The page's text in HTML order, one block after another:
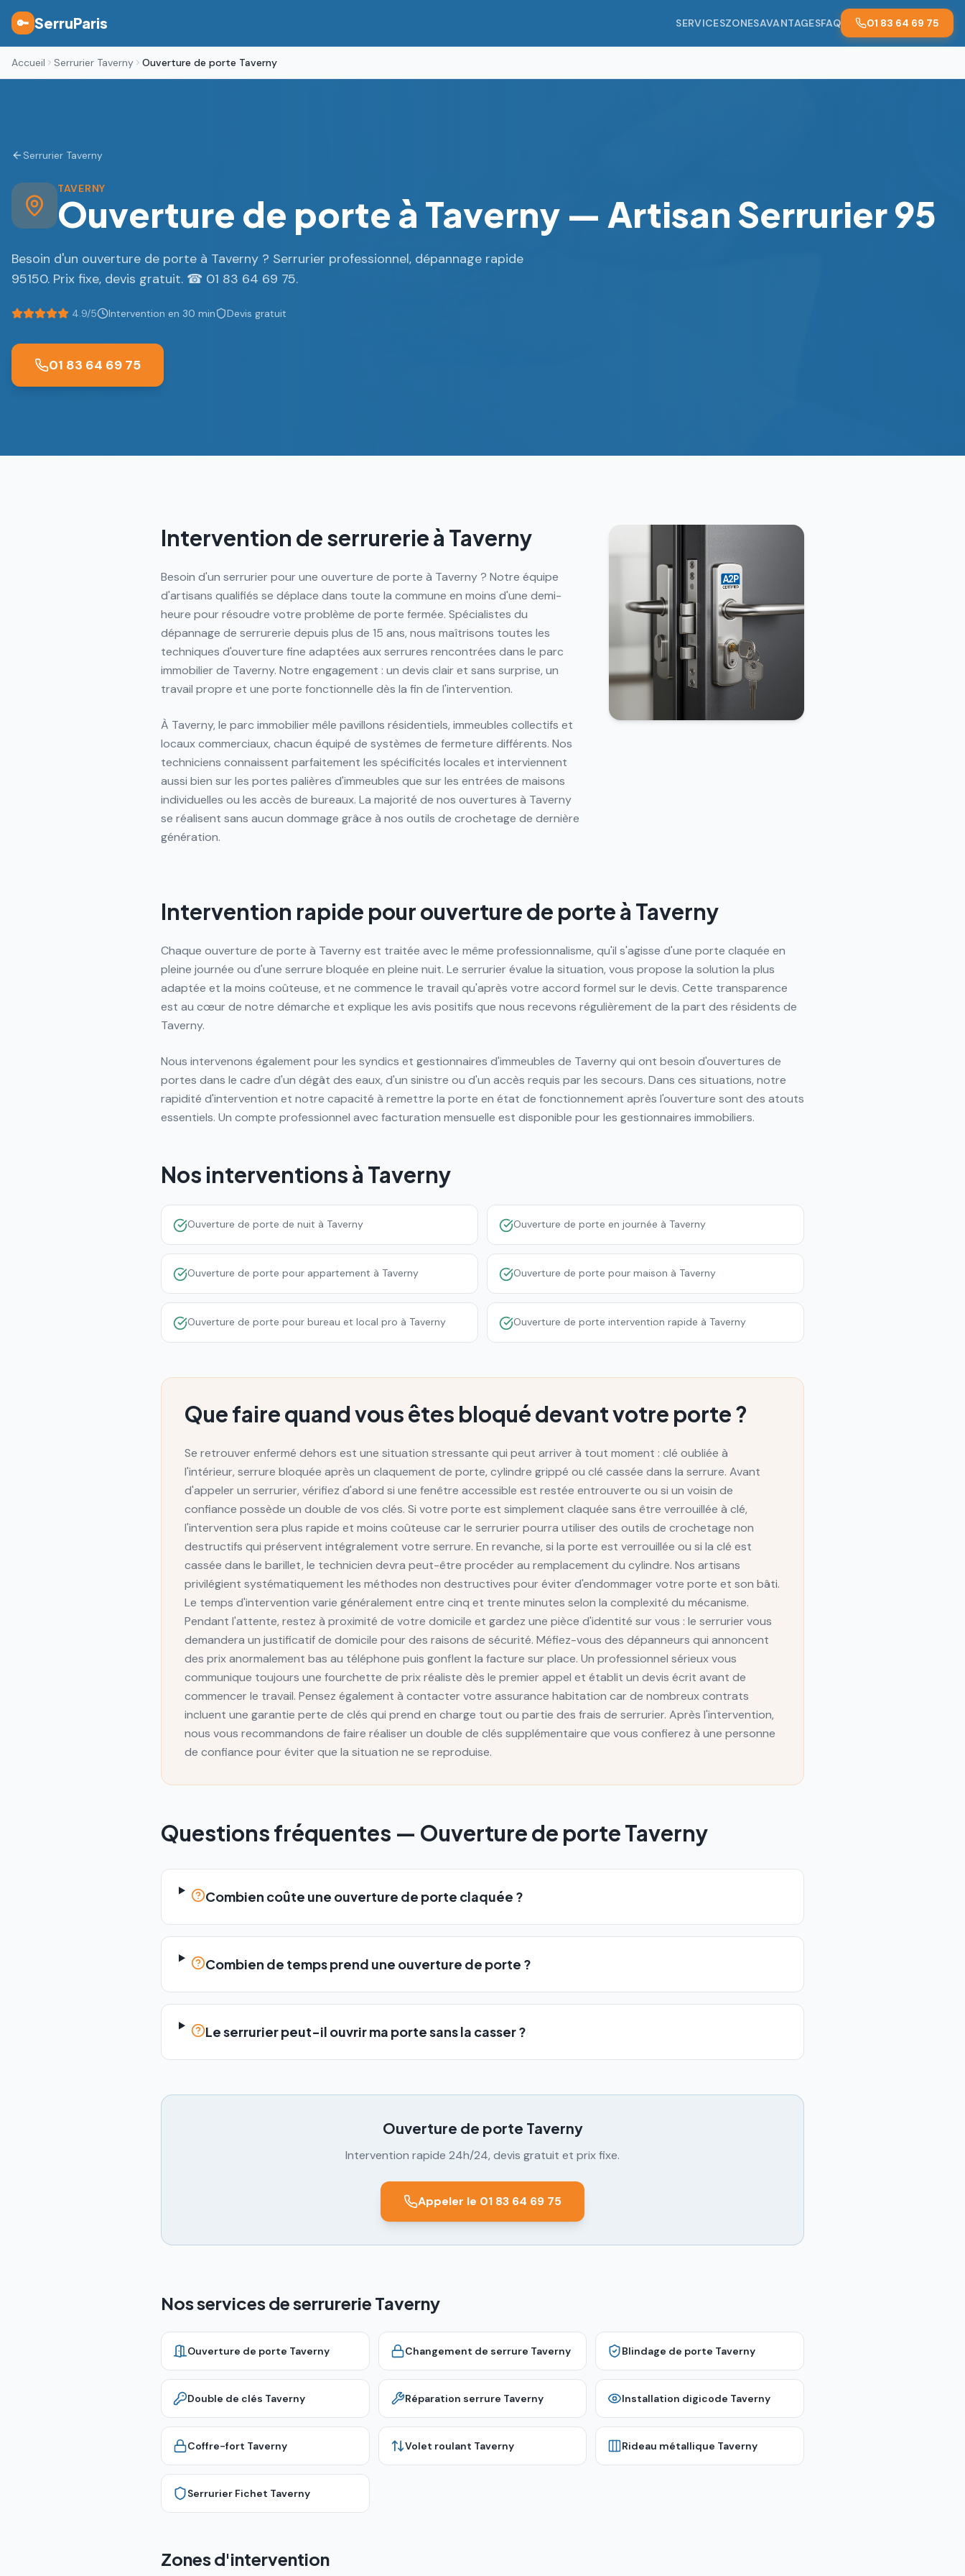
🔑 SerruParis SERVICESZONESAVANTAGESFAQ 01 83 64 69 75
Accueil Serrurier Taverny Ouverture de porte Taverny
Serrurier Taverny
TAVERNY
Ouverture de porte à Taverny — Artisan Serrurier 95
Besoin d'un ouverture de porte à Taverny ? Serrurier professionnel, dépannage rapide
95150. Prix fixe, devis gratuit. ☎ 01 83 64 69 75.
4.9/5 Intervention en 30 min Devis gratuit
01 83 64 69 75
Intervention de serrurerie à Taverny
Besoin d'un serrurier pour une ouverture de porte à Taverny ? Notre équipe
d'artisans qualifiés se déplace dans toute la commune en moins d'une demi-
heure pour résoudre votre problème de porte fermée. Spécialistes du
dépannage de serrurerie depuis plus de 15 ans, nous maîtrisons toutes les
techniques d'ouverture fine adaptées aux serrures rencontrées dans le parc
immobilier de Taverny. Notre engagement : un devis clair et sans surprise, un
travail propre et une porte fonctionnelle dès la fin de l'intervention.
À Taverny, le parc immobilier mêle pavillons résidentiels, immeubles collectifs et
locaux commerciaux, chacun équipé de systèmes de fermeture différents. Nos
techniciens connaissent parfaitement les spécificités locales et interviennent
aussi bien sur les portes palières d'immeubles que sur les entrées de maisons
individuelles ou les accès de bureaux. La majorité de nos ouvertures à Taverny
se réalisent sans aucun dommage grâce à nos outils de crochetage de dernière
génération.
Intervention rapide pour ouverture de porte à Taverny
Chaque ouverture de porte à Taverny est traitée avec le même professionnalisme, qu'il s'agisse d'une porte claquée en
pleine journée ou d'une serrure bloquée en pleine nuit. Le serrurier évalue la situation, vous propose la solution la plus
adaptée et la moins coûteuse, et ne commence le travail qu'après votre accord formel sur le devis. Cette transparence
est au cœur de notre démarche et explique les avis positifs que nous recevons régulièrement de la part des résidents de
Taverny.
Nous intervenons également pour les syndics et gestionnaires d'immeubles de Taverny qui ont besoin d'ouvertures de
portes dans le cadre d'un dégât des eaux, d'un sinistre ou d'un accès requis par les secours. Dans ces situations, notre
rapidité d'intervention et notre capacité à remettre la porte en état de fonctionnement après l'ouverture sont des atouts
essentiels. Un compte professionnel avec facturation mensuelle est disponible pour les gestionnaires immobiliers.
Nos interventions à Taverny
Ouverture de porte de nuit à Taverny Ouverture de porte en journée à Taverny
Ouverture de porte pour appartement à Taverny Ouverture de porte pour maison à Taverny
Ouverture de porte pour bureau et local pro à Taverny Ouverture de porte intervention rapide à Taverny
Que faire quand vous êtes bloqué devant votre porte ?
Se retrouver enfermé dehors est une situation stressante qui peut arriver à tout moment : clé oubliée à
l'intérieur, serrure bloquée après un claquement de porte, cylindre grippé ou clé cassée dans la serrure. Avant
d'appeler un serrurier, vérifiez d'abord si une fenêtre accessible est restée entrouverte ou si un voisin de
confiance possède un double de vos clés. Si votre porte est simplement claquée sans être verrouillée à clé,
l'intervention sera plus rapide et moins coûteuse car le serrurier pourra utiliser des outils de crochetage non
destructifs qui préservent intégralement votre serrure. En revanche, si la porte est verrouillée ou si la clé est
cassée dans le barillet, le technicien devra peut-être procéder au remplacement du cylindre. Nos artisans
privilégient systématiquement les méthodes non destructives pour éviter d'endommager votre porte et son bâti.
Le temps d'intervention varie généralement entre cinq et trente minutes selon la complexité du mécanisme.
Pendant l'attente, restez à proximité de votre domicile et gardez une pièce d'identité sur vous : le serrurier vous
demandera un justificatif de domicile pour des raisons de sécurité. Méfiez-vous des dépanneurs qui annoncent
des prix anormalement bas au téléphone puis gonflent la facture sur place. Un professionnel sérieux vous
communique toujours une fourchette de prix réaliste dès le premier appel et établit un devis écrit avant de
commencer le travail. Pensez également à contacter votre assurance habitation car de nombreux contrats
incluent une garantie perte de clés qui prend en charge tout ou partie des frais de serrurier. Après l'intervention,
nous vous recommandons de faire réaliser un double de clés supplémentaire que vous confierez à une personne
de confiance pour éviter que la situation ne se reproduise.
Questions fréquentes — Ouverture de porteTaverny
Combien coûte une ouverture de porte claquée ?
Combien de temps prend une ouverture de porte ?
Le serrurier peut-il ouvrir ma porte sans la casser ?
Ouverture de porte Taverny
Intervention rapide 24h/24, devis gratuit et prix fixe.
Appeler le 01 83 64 69 75
Nos services de serrurerie Taverny
Ouverture de porte Taverny Changement de serrure Taverny Blindage de porte Taverny
Double de clés Taverny Réparation serrure Taverny Installation digicode Taverny
Coffre-fort Taverny Volet roulant Taverny Rideau métallique Taverny
Serrurier Fichet Taverny
Zones d'intervention